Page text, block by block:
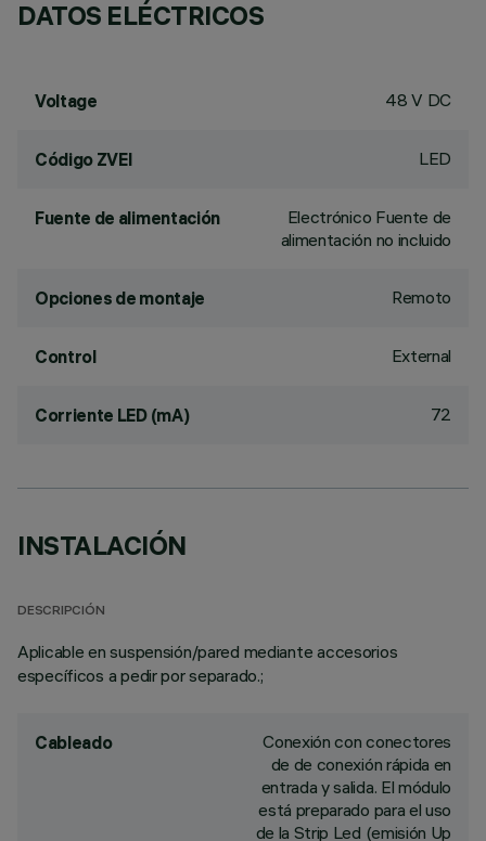
DATOS ELÉCTRICOS
Voltage 48 V DC
Código ZVEI LED
Fuente de alimentación
Electrónico Fuente de
alimentación no incluido
Opciones de montaje Remoto
Control External
Corriente LED (mA) 72
INSTALACIÓN
DESCRIPCIÓN
Aplicable en suspensión/pared mediante accesorios
específicos a pedir por separado.;
Cableado
Conexión con conectores
de de conexión rápida en
entrada y salida. El módulo
está preparado para el uso
de la Strip Led (emisión Up